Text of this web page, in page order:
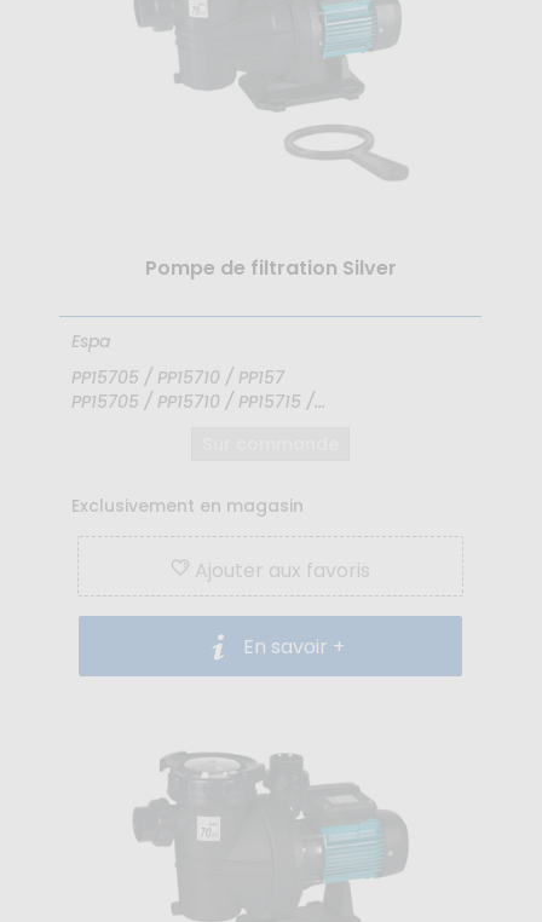
Pompe de filtration Silver
Espa
PP15705 / PP15710 / PP157
PP15705 / PP15710 / PP15715 /...
Exclusivement en magasin
Ajouter aux favoris
En savoir +